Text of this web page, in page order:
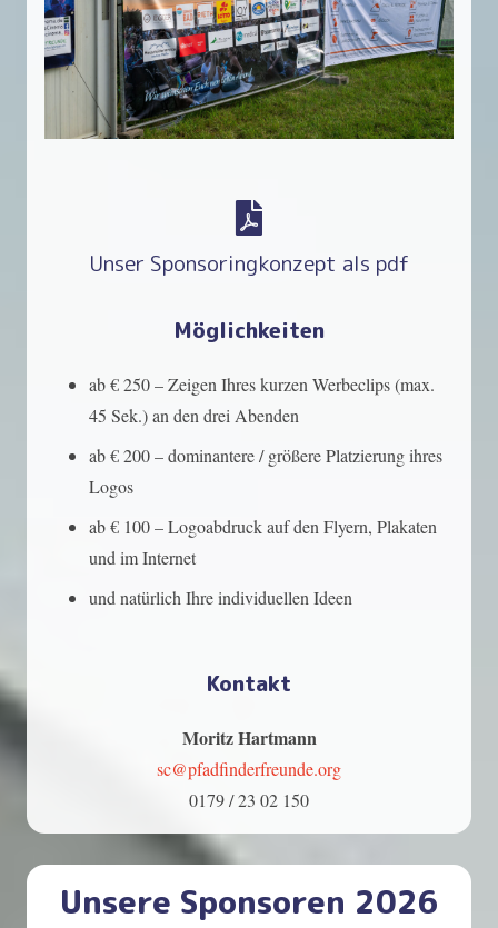
Unser Sponsoringkonzept als pdf
Möglichkeiten
ab € 250 – Zeigen Ihres kurzen Werbeclips (max.
45 Sek.) an den drei Abenden
ab € 200 – dominantere / größere Platzierung ihres
Logos
ab € 100 – Logoabdruck auf den Flyern, Plakaten
und im Internet
und natürlich Ihre individuellen Ideen
Kontakt
Moritz Hartmann
sc@pfadfinderfreunde.org
0179 / 23 02 150
Unsere Sponsoren 2026